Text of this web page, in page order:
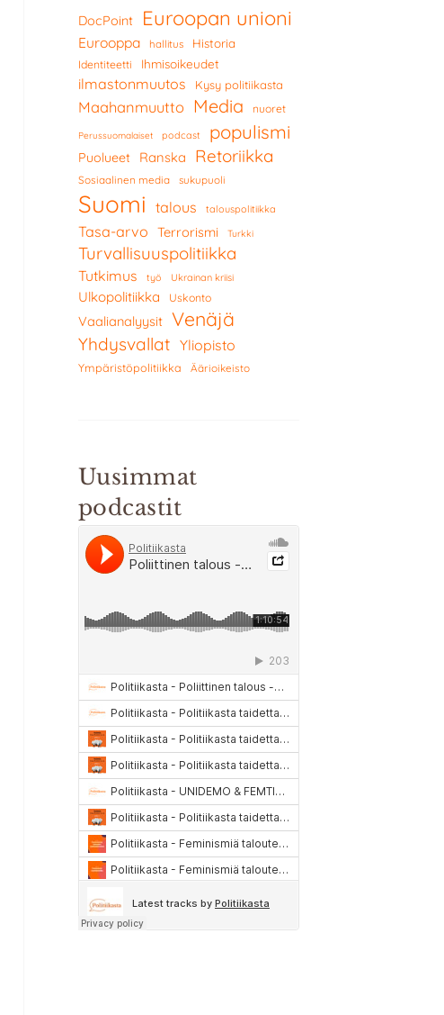
DocPoint Euroopan unioni
Eurooppa hallitus Historia
Identiteetti Ihmisoikeudet
ilmastonmuutos Kysy politiikasta
Maahanmuutto Media nuoret
Perussuomalaiset podcast populismi
Puolueet Ranska Retoriikka
Sosiaalinen media sukupuoli
Suomi talous talouspolitiikka
Tasa-arvo Terrorismi Turkki
Turvallisuuspolitiikka
Tutkimus työ Ukrainan kriisi
Ulkopolitiikka Uskonto
Vaalianalyysit Venäjä
Yhdysvallat Yliopisto
Ympäristöpolitiikka Äärioikeisto
Uusimmat
podcastit